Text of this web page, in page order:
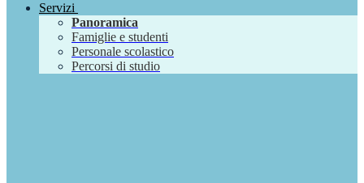
Servizi
Panoramica
Famiglie e studenti
Personale scolastico
Percorsi di studio